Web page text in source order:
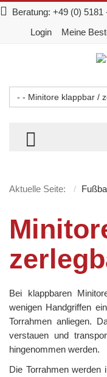
Beratung: +49 (0) 5181
Login
Meine
- - Minitore klappbar /
TOGGLE
Aktuelle Seite:
Bei klappbaren
wenigen Handgriffen
Torrahmen anliegen.
verstauen und
hingenommen werden.
Die Torrahmen